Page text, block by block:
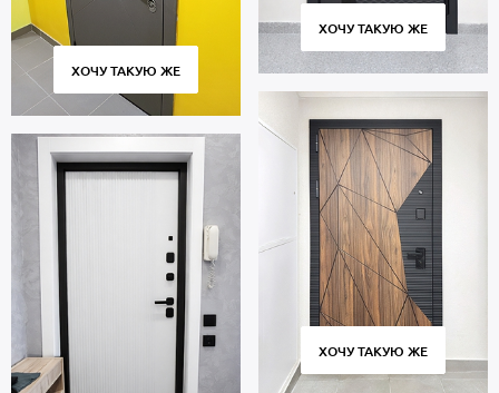
ХОЧУ ТАКУЮ ЖЕ
ХОЧУ ТАКУЮ ЖЕ
ХОЧУ ТАКУЮ ЖЕ